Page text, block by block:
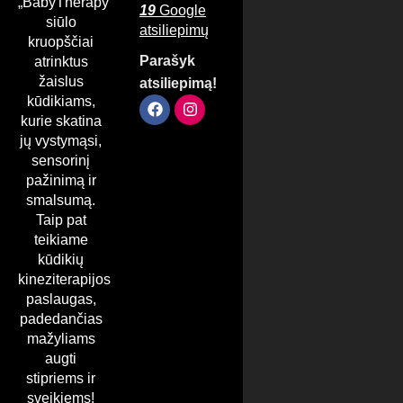
siūlo
kruopščiai
atrinktus
žaislus
kūdikiams,
kurie skatina
jų vystymąsi,
sensorinį
pažinimą ir
smalsumą.
Taip pat
teikiame
kūdikių
kineziterapijos
paslaugas,
padedančias
mažyliams
augti
stipriems ir
sveikiems!
19 Google
atsiliepimų
Parašyk
atsiliepimą!